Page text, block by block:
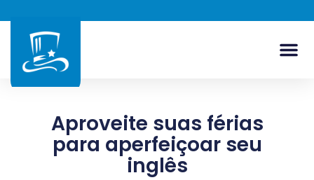
Aproveite suas férias
para aperfeiçoar seu
inglês